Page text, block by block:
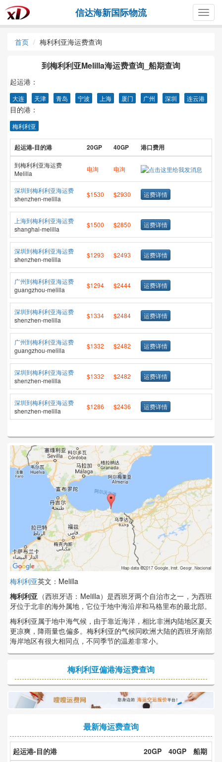
信达海新国际物流
首页 梅利利亚海运费查询
到梅利利亚Melilla海运费查询_船期查询
起运港：
大连 天津 青岛 宁波 上海 厦门 广州 深圳 连云港
目的港：
梅利利亚
起运港-目的港 20GP 40GP 港口费用
到梅利利亚海运费
Melilla
电询 电询
深圳到梅利利亚海运费
shenzhen-melilla
$1530 $2930 运费详情
上海到梅利利亚海运费
shanghai-melilla
$1500 $2850 运费详情
深圳到梅利利亚海运费
shenzhen-melilla
$1293 $2493 运费详情
广州到梅利利亚海运费
guangzhou-melilla
$1294 $2444 运费详情
深圳到梅利利亚海运费
shenzhen-melilla
$1334 $2484 运费详情
广州到梅利利亚海运费
guangzhou-melilla
$1332 $2482 运费详情
深圳到梅利利亚海运费
shenzhen-melilla
$1332 $2482 运费详情
深圳到梅利利亚海运费
shenzhen-melilla
$1286 $2436 运费详情
梅利利亚英文：Melilla
梅利利亚 （西班牙语：Melilla）是西班牙两个自治市之一，为西班
牙位于北非的海外属地，它位于地中海沿岸和马格里布的最北部。
梅利利亚属于地中海气候，由于靠近海洋，相比非洲内陆地区夏天
更凉爽，降雨量也偏多。梅利利亚的气候同欧洲大陆的西班牙南部
海岸地区有很大相同点，不同季节的温差非常小。
梅利利亚偏港海运费查询
最新海运费查询
起运港-目的港 20GP 40GP
船期